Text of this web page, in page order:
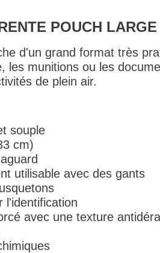
POUCH LARGE
d'un grand format très
les munitions ou les
de plein air.
souple
cm)
utilisable avec des gants
l'identification
avec une texture